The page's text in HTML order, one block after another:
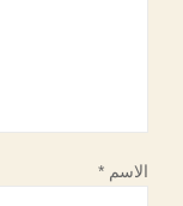
الاسم*